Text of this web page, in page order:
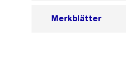
Merkblätter